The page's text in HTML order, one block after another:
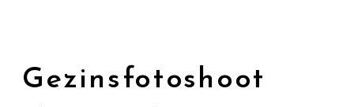
Gezinsfotoshoot